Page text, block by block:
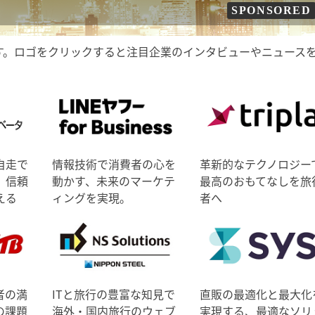
SPONSORED
ロゴをクリックすると注目企業のインタビューやニュース
走で
信頼
る
情報技術で消費者の心を
動かす、未来のマーケテ
ィングを実現。
革新的なテクノロジー
最高のおもてなしを旅
者へ
の満
課題
ITと旅行の豊富な知見で
海外・国内旅行のウェブ
直販の最適化と最大
実現する、最適なソ